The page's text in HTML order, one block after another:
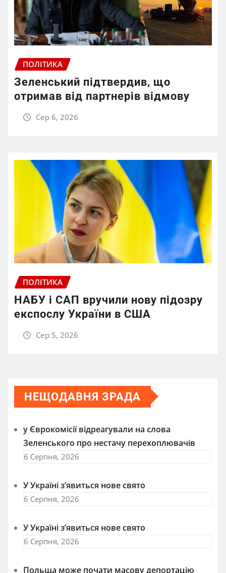
ПОЛІТИКА
Зеленський підтвердив, що
отримав від партнерів відмову
Сер 6, 2026
ПОЛІТИКА
НАБУ і САП вручили нову підозру
експослу України в США
Сер 5, 2026
НЕЩОДАВНЯ ЗРАДА
у Єврокомісії відреагували на слова
Зеленського про нестачу перехоплювачів
6 Серпня, 2026
У Україні з’явиться нове свято
6 Серпня, 2026
У Україні з’явиться нове свято
6 Серпня, 2026
Польща може почати масову депортацію